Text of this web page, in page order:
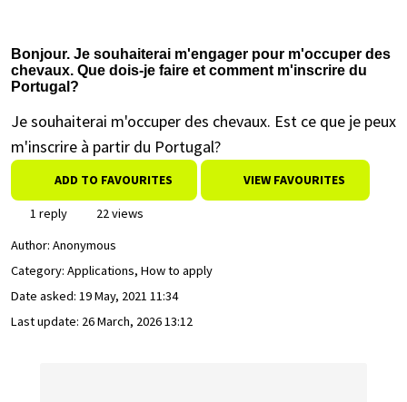
Bonjour. Je souhaiterai m'engager pour m'occuper des
chevaux. Que dois-je faire et comment m'inscrire du
Portugal?
Je souhaiterai m'occuper des chevaux. Est ce que je peux
m'inscrire à partir du Portugal?
ADD TO FAVOURITES VIEW FAVOURITES
1 reply
22 views
Author: Anonymous
Category: Applications, How to apply
Date asked: 19 May, 2021 11:34
Last update: 26 March, 2026 13:12